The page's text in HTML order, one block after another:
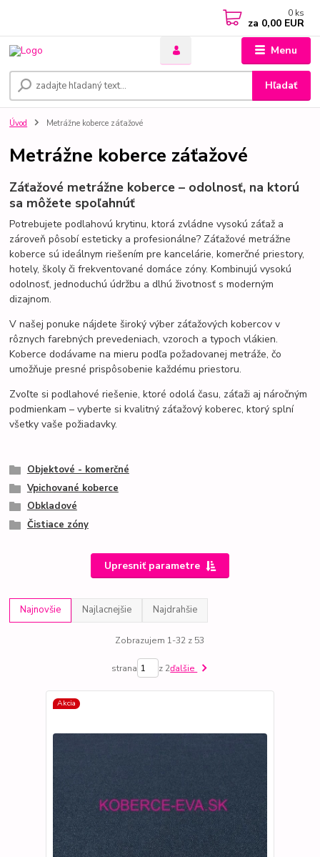
Menu
Hľadať
0 ks
za 0,00 EUR
Úvod Metrážne koberce záťažové
Metrážne koberce záťažové
Záťažové metrážne koberce – odolnosť, na ktorú
sa môžete spoľahnúť
Potrebujete podlahovú krytinu, ktorá zvládne vysokú záťaž a
zároveň pôsobí esteticky a profesionálne? Záťažové metrážne
koberce sú ideálnym riešením pre kancelárie, komerčné priestory,
hotely, školy či frekventované domáce zóny. Kombinujú vysokú
odolnosť, jednoduchú údržbu a dlhú životnosť s moderným
dizajnom.
V našej ponuke nájdete široký výber záťažových kobercov v
rôznych farebných prevedeniach, vzoroch a typoch vlákien.
Koberce dodávame na mieru podľa požadovanej metráže, čo
umožňuje presné prispôsobenie každému priestoru.
Zvoľte si podlahové riešenie, ktoré odolá času, záťaži aj náročným
podmienkam – vyberte si kvalitný záťažový koberec, ktorý splní
všetky vaše požiadavky.
Objektové - komerčné
Vpichované koberce
Obkladové
Čistiace zóny
Upresniť parametre
Najnovšie Najlacnejšie Najdrahšie
Zobrazujem 1-32 z 53
strana z 2ďalšie
Akcia